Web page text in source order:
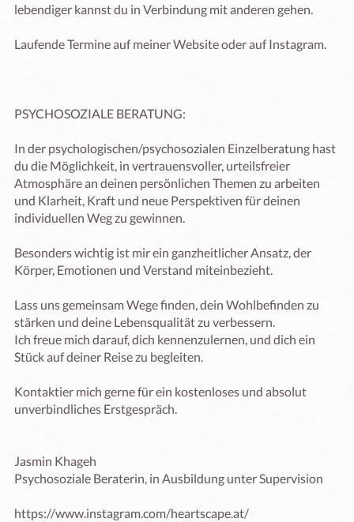
lebendiger kannst du in Verbindung mit anderen gehen.
Laufende Termine auf meiner Website oder auf Instagram.
PSYCHOSOZIALE BERATUNG:
In der psychologischen/psychosozialen Einzelberatung hast
du die Möglichkeit, in vertrauensvoller, urteilsfreier
Atmosphäre an deinen persönlichen Themen zu arbeiten
und Klarheit, Kraft und neue Perspektiven für deinen
individuellen Weg zu gewinnen.
Besonders wichtig ist mir ein ganzheitlicher Ansatz, der
Körper, Emotionen und Verstand miteinbezieht.
Lass uns gemeinsam Wege finden, dein Wohlbefinden zu
stärken und deine Lebensqualität zu verbessern.
Ich freue mich darauf, dich kennenzulernen, und dich ein
Stück auf deiner Reise zu begleiten.
Kontaktier mich gerne für ein kostenloses und absolut
unverbindliches Erstgespräch.
Jasmin Khageh
Psychosoziale Beraterin, in Ausbildung unter Supervision
https://www.instagram.com/heartscape.at/